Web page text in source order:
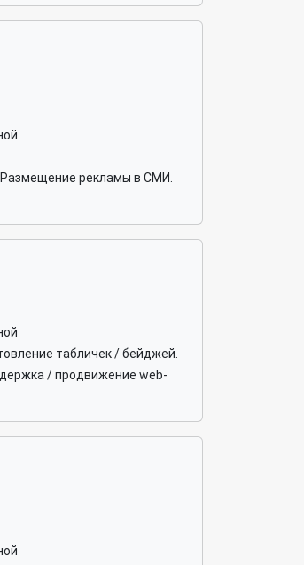
рекламы в СМИ.
табличек / бейджей.
/ продвижение web-